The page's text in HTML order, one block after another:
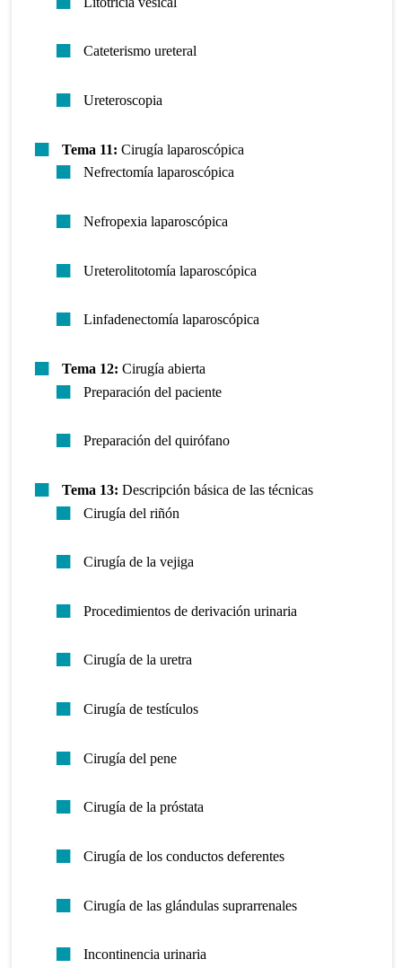
Cateterismo ureteral
Ureteroscopia
Tema 11:Cirugía laparoscópica
Nefrectomía laparoscópica
Nefropexia laparoscópica
Ureterolitotomía laparoscópica
Linfadenectomía laparoscópica
Tema 12:Cirugía abierta
Preparación del paciente
Preparación del quirófano
Tema 13:Descripción básica de las técnicas
Cirugía del riñón
Cirugía de la vejiga
Procedimientos de derivación urinaria
Cirugía de la uretra
Cirugía de testículos
Cirugía del pene
Cirugía de la próstata
Cirugía de los conductos deferentes
Cirugía de las glándulas suprarrenales
Incontinencia urinaria